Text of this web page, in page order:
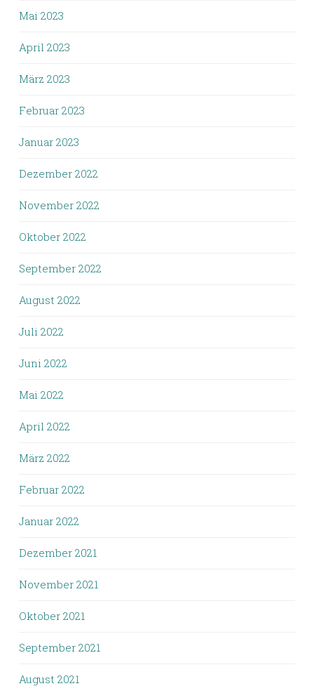
Mai 2023
April 2023
März 2023
Februar 2023
Januar 2023
Dezember 2022
November 2022
Oktober 2022
September 2022
August 2022
Juli 2022
Juni 2022
Mai 2022
April 2022
März 2022
Februar 2022
Januar 2022
Dezember 2021
November 2021
Oktober 2021
September 2021
August 2021